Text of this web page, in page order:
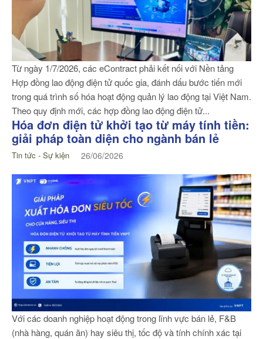
Từ ngày 1/7/2026, các eContract phải kết nối với Nền tảng
Hợp đồng lao động điện tử quốc gia, đánh dấu bước tiến mới
trong quá trình số hóa hoạt động quản lý lao động tại Việt Nam.
Theo quy định mới, các hợp đồng lao động điện tử...
Hóa đơn điện tử khởi tạo từ máy tính tiền:
giải pháp toàn diện cho ngành bán lẻ
Tin tức - Sự kiện 26/06/2026
Với các doanh nghiệp hoạt động trong lĩnh vực bán lẻ, F&B
(nhà hàng, quán ăn) hay siêu thị, tốc độ và tính chính xác tại